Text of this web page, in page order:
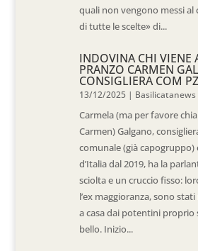
quali non vengono messi al
di tutte le scelte» di...
INDOVINA CHI VIENE
PRANZO CARMEN
CONSIGLIERA COM
13/12/2025 | Basilicatanews
Carmela (ma per favore
Carmen) Galgano,
comunale (già capogruppo)
d’Italia dal 2019, ha la
sciolta e un cruccio fisso:
l’ex maggioranza, sono
a casa dai potentini proprio
bello. Inizio...